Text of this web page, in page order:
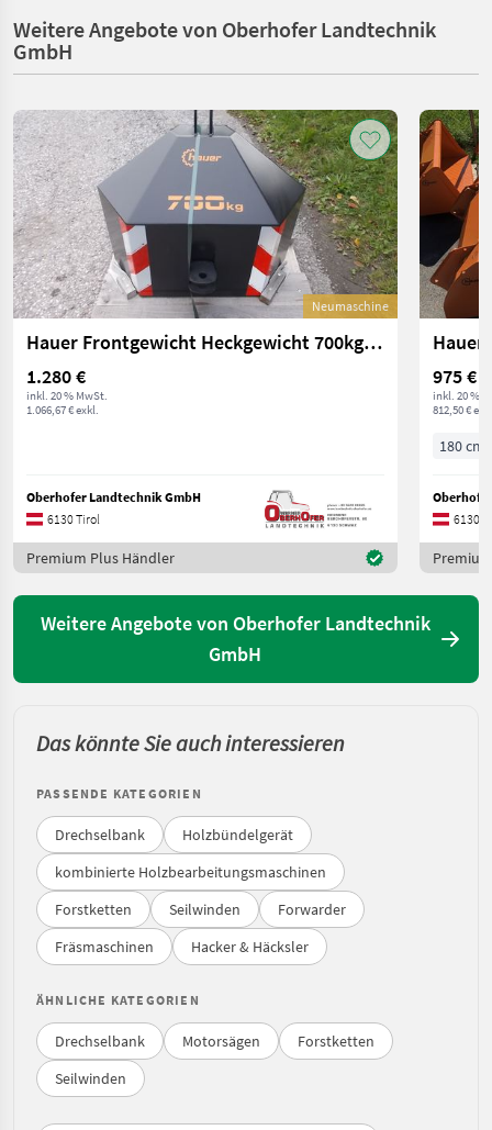
Weitere Angebote von Oberhofer Landtechnik
GmbH
Neumaschine
Hauer Frontgewicht Heckgewicht 700kg oder 1000kg
1.280 €
inkl. 20 % MwSt.
1.066,67 € exkl.
Oberhofer Landtechnik GmbH
6130 Tirol
Premium Plus Händler
975 €
inkl. 20 %
812,50 €
180 cm
6130
Weitere Angebote von Oberhofer Landtechnik
GmbH
Das könnte Sie auch interessieren
PASSENDE KATEGORIEN
Drechselbank
Holzbündelgerät
kombinierte Holzbearbeitungsmaschinen
Forstketten
Seilwinden
Forwarder
Fräsmaschinen
Hacker & Häcksler
ÄHNLICHE KATEGORIEN
Drechselbank Motorsägen
Forstketten
Seilwinden